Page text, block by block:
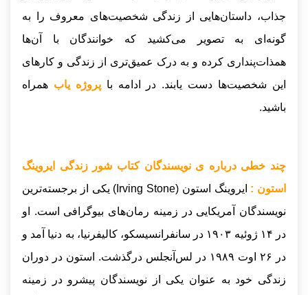
جذاب، داستان‌هایی از زندگی شخصیت‌های معروف را به
گونه‌ای به تصویر می‌کشید که خوانندگان با آن‌ها
همذات‌پنداری کرده و به درک عمیق‌تری از زندگی و کارهای
این شخصیت‌ها دست یابند. در ادامه با پروژه یاب همراه
باشید.
چند خطی درباره ی نویسندگان کتاب شور زندگی ایروینگ
استون :
ایروینگ استون (Irving Stone) یکی از برجسته‌ترین
نویسندگان آمریکایی در زمینه رمان‌های بیوگرافی است. او
در ۱۴ ژوئیه ۱۹۰۳ در سانفرانسیسکو، کالیفرنیا، به دنیا آمد و
در ۲۶ اوت ۱۹۸۹ در لس‌آنجلس درگذشت. استون در دوران
زندگی خود به عنوان یکی از نویسندگان پیشرو در زمینه